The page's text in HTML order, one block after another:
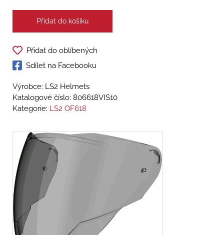
Přidat do košíku
Přidat do oblíbených
Sdílet na Facebooku
Výrobce: LS2 Helmets
Katalogové číslo: 806618VIS10
Kategorie: LS2 OF618